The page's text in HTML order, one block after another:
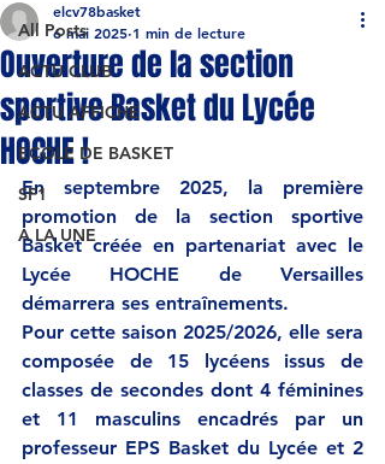
All Posts
ACTU CLUB
ACTU AFFICHE
ECOLE DE BASKET
SF1
A LA UNE
Ouverture de la section
sportive Basket du Lycée
HOCHE !
elcv78basket
6 mai 2025 1 min de lecture
En septembre 2025, la première
promotion de la section sportive
Basket créée en partenariat avec le
Lycée HOCHE de Versailles
démarrera ses entraînements.
Pour cette saison 2025/2026, elle sera
composée de 15 lycéens issus de
classes de secondes dont 4 féminines
et 11 masculins encadrés par un
professeur EPS Basket du Lycée et 2